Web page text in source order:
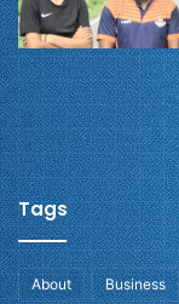
Tags
About Business